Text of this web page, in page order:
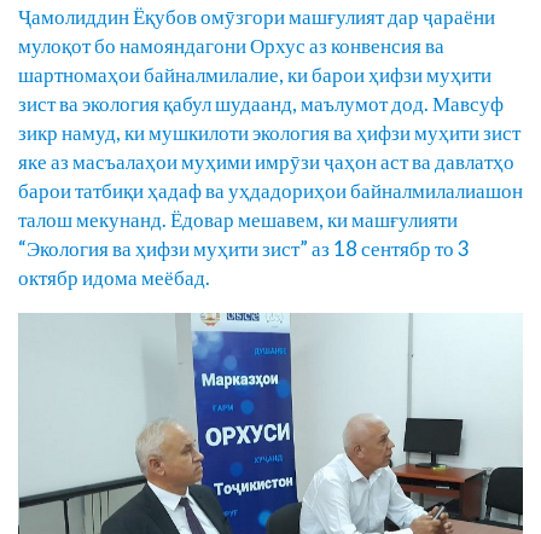
Ҷамолиддин Ёқубов омӯзгори машғулият дар ҷараёни
мулоқот бо намояндагони Орхус аз конвенсия ва
шартномаҳои байналмилалие, ки барои ҳифзи муҳити
зист ва экология қабул шудаанд, маълумот дод. Мавсуф
зикр намуд, ки мушкилоти экология ва ҳифзи муҳити зист
яке аз масъалаҳои муҳими имрӯзи ҷаҳон аст ва давлатҳо
барои татбиқи ҳадаф ва уҳдадориҳои байналмилалиашон
талош мекунанд. Ёдовар мешавем, ки машғулияти
“Экология ва ҳифзи муҳити зист” аз 18 сентябр то 3
октябр идома меёбад.